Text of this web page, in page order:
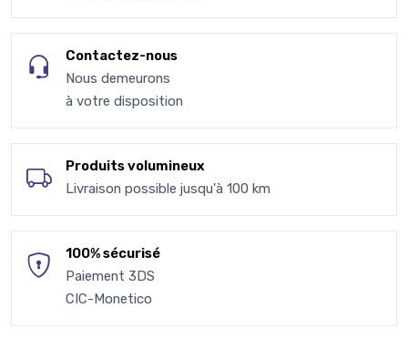
Contactez-nous
Nous demeurons
à votre disposition
Produits volumineux
Livraison possible jusqu'à 100 km
100% sécurisé
Paiement 3DS
CIC-Monetico